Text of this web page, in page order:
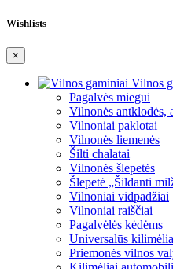
Wishlists
×
Vilnos
Pagalvės miegui
Vilnonės antklodės,
Vilnoniai paklotai
Vilnonės liemenės
Šilti chalatai
Vilnonės šlepetės
Šlepetė „Šildanti
Vilnoniai vidpadžiai
Vilnoniai raiščiai
Pagalvėlės kėdėms
Universalūs
Priemonės vilnos